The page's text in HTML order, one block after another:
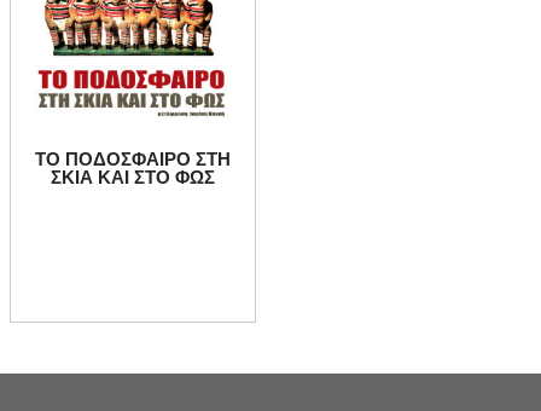
ΤΟ ΠΟΔΟΣΦΑΙΡΟ ΣΤΗ
ΣΚΙΑ ΚΑΙ ΣΤΟ ΦΩΣ